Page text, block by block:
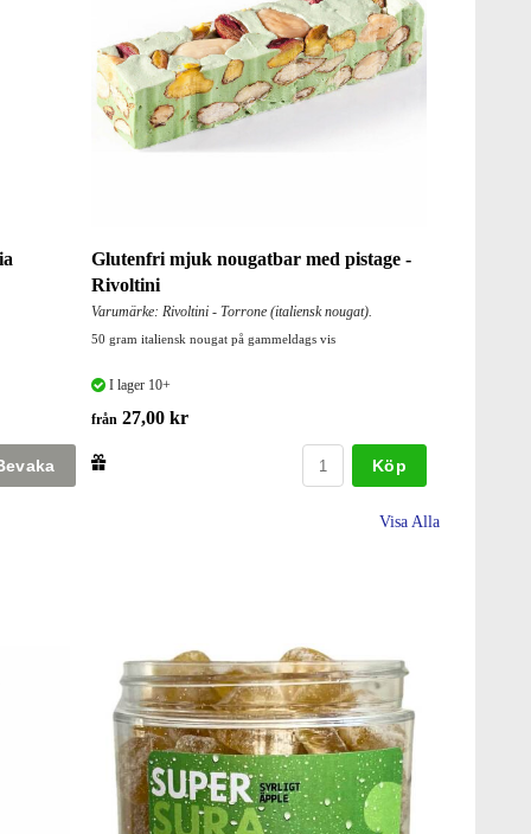
Glutenfri mjuk nougatbar med pistage -
Rivoltini
Varumärke: Rivoltini - Torrone (italiensk nougat).
50 gram italiensk nougat på gammeldags vis
I lager 10+
från27,00 kr
Köp
Visa Alla